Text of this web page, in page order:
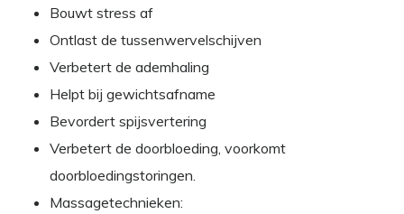
Bouwt stress af
Ontlast de tussenwervelschijven
Verbetert de ademhaling
Helpt bij gewichtsafname
Bevordert spijsvertering
Verbetert de doorbloeding, voorkomt
doorbloedingstoringen.
Massagetechnieken: